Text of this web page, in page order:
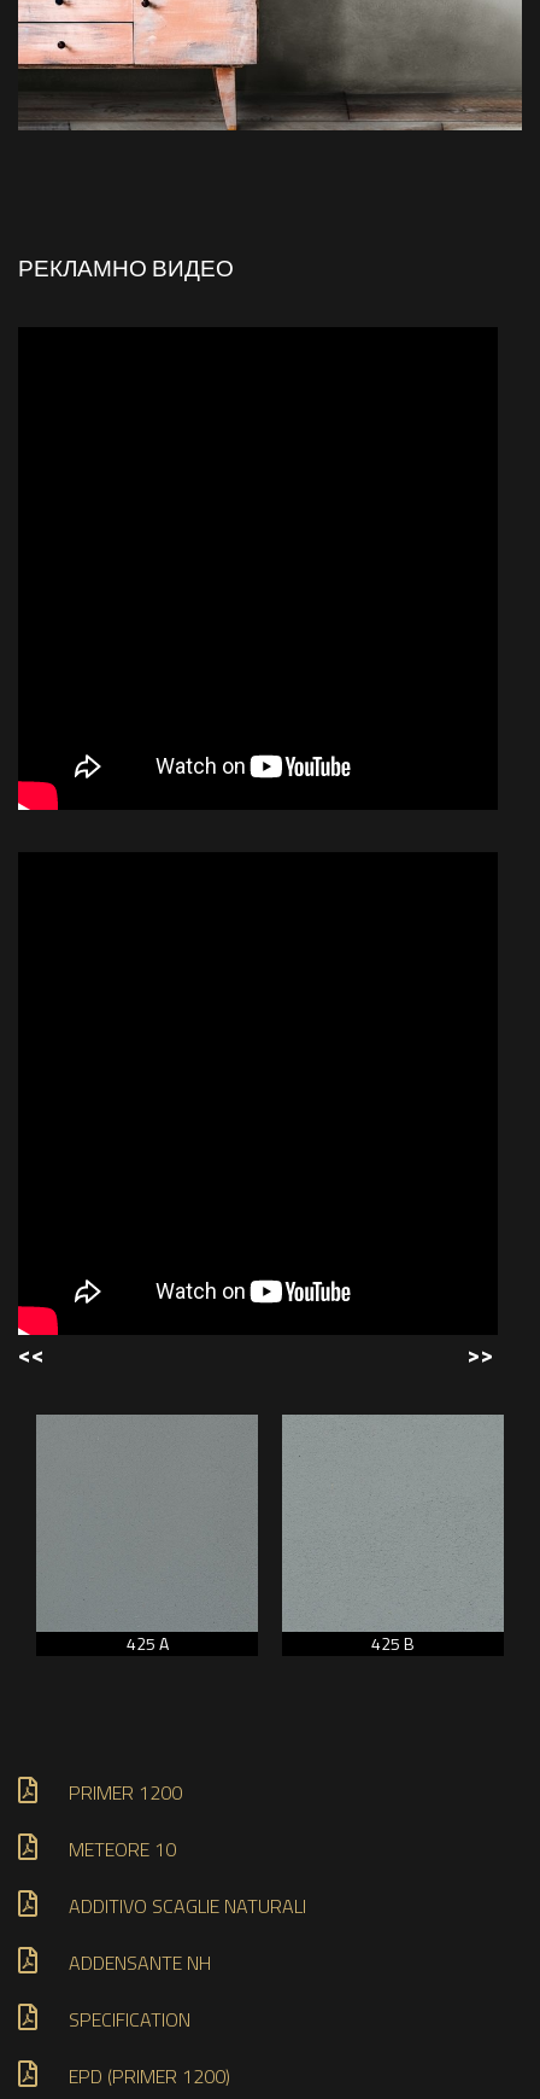
РЕКЛАМНО ВИДЕО
<< >>
425 A 425 B
PRIMER 1200
METEORE 10
ADDITIVO SCAGLIE NATURALI
ADDENSANTE NH
SPECIFICATION
EPD (PRIMER 1200)